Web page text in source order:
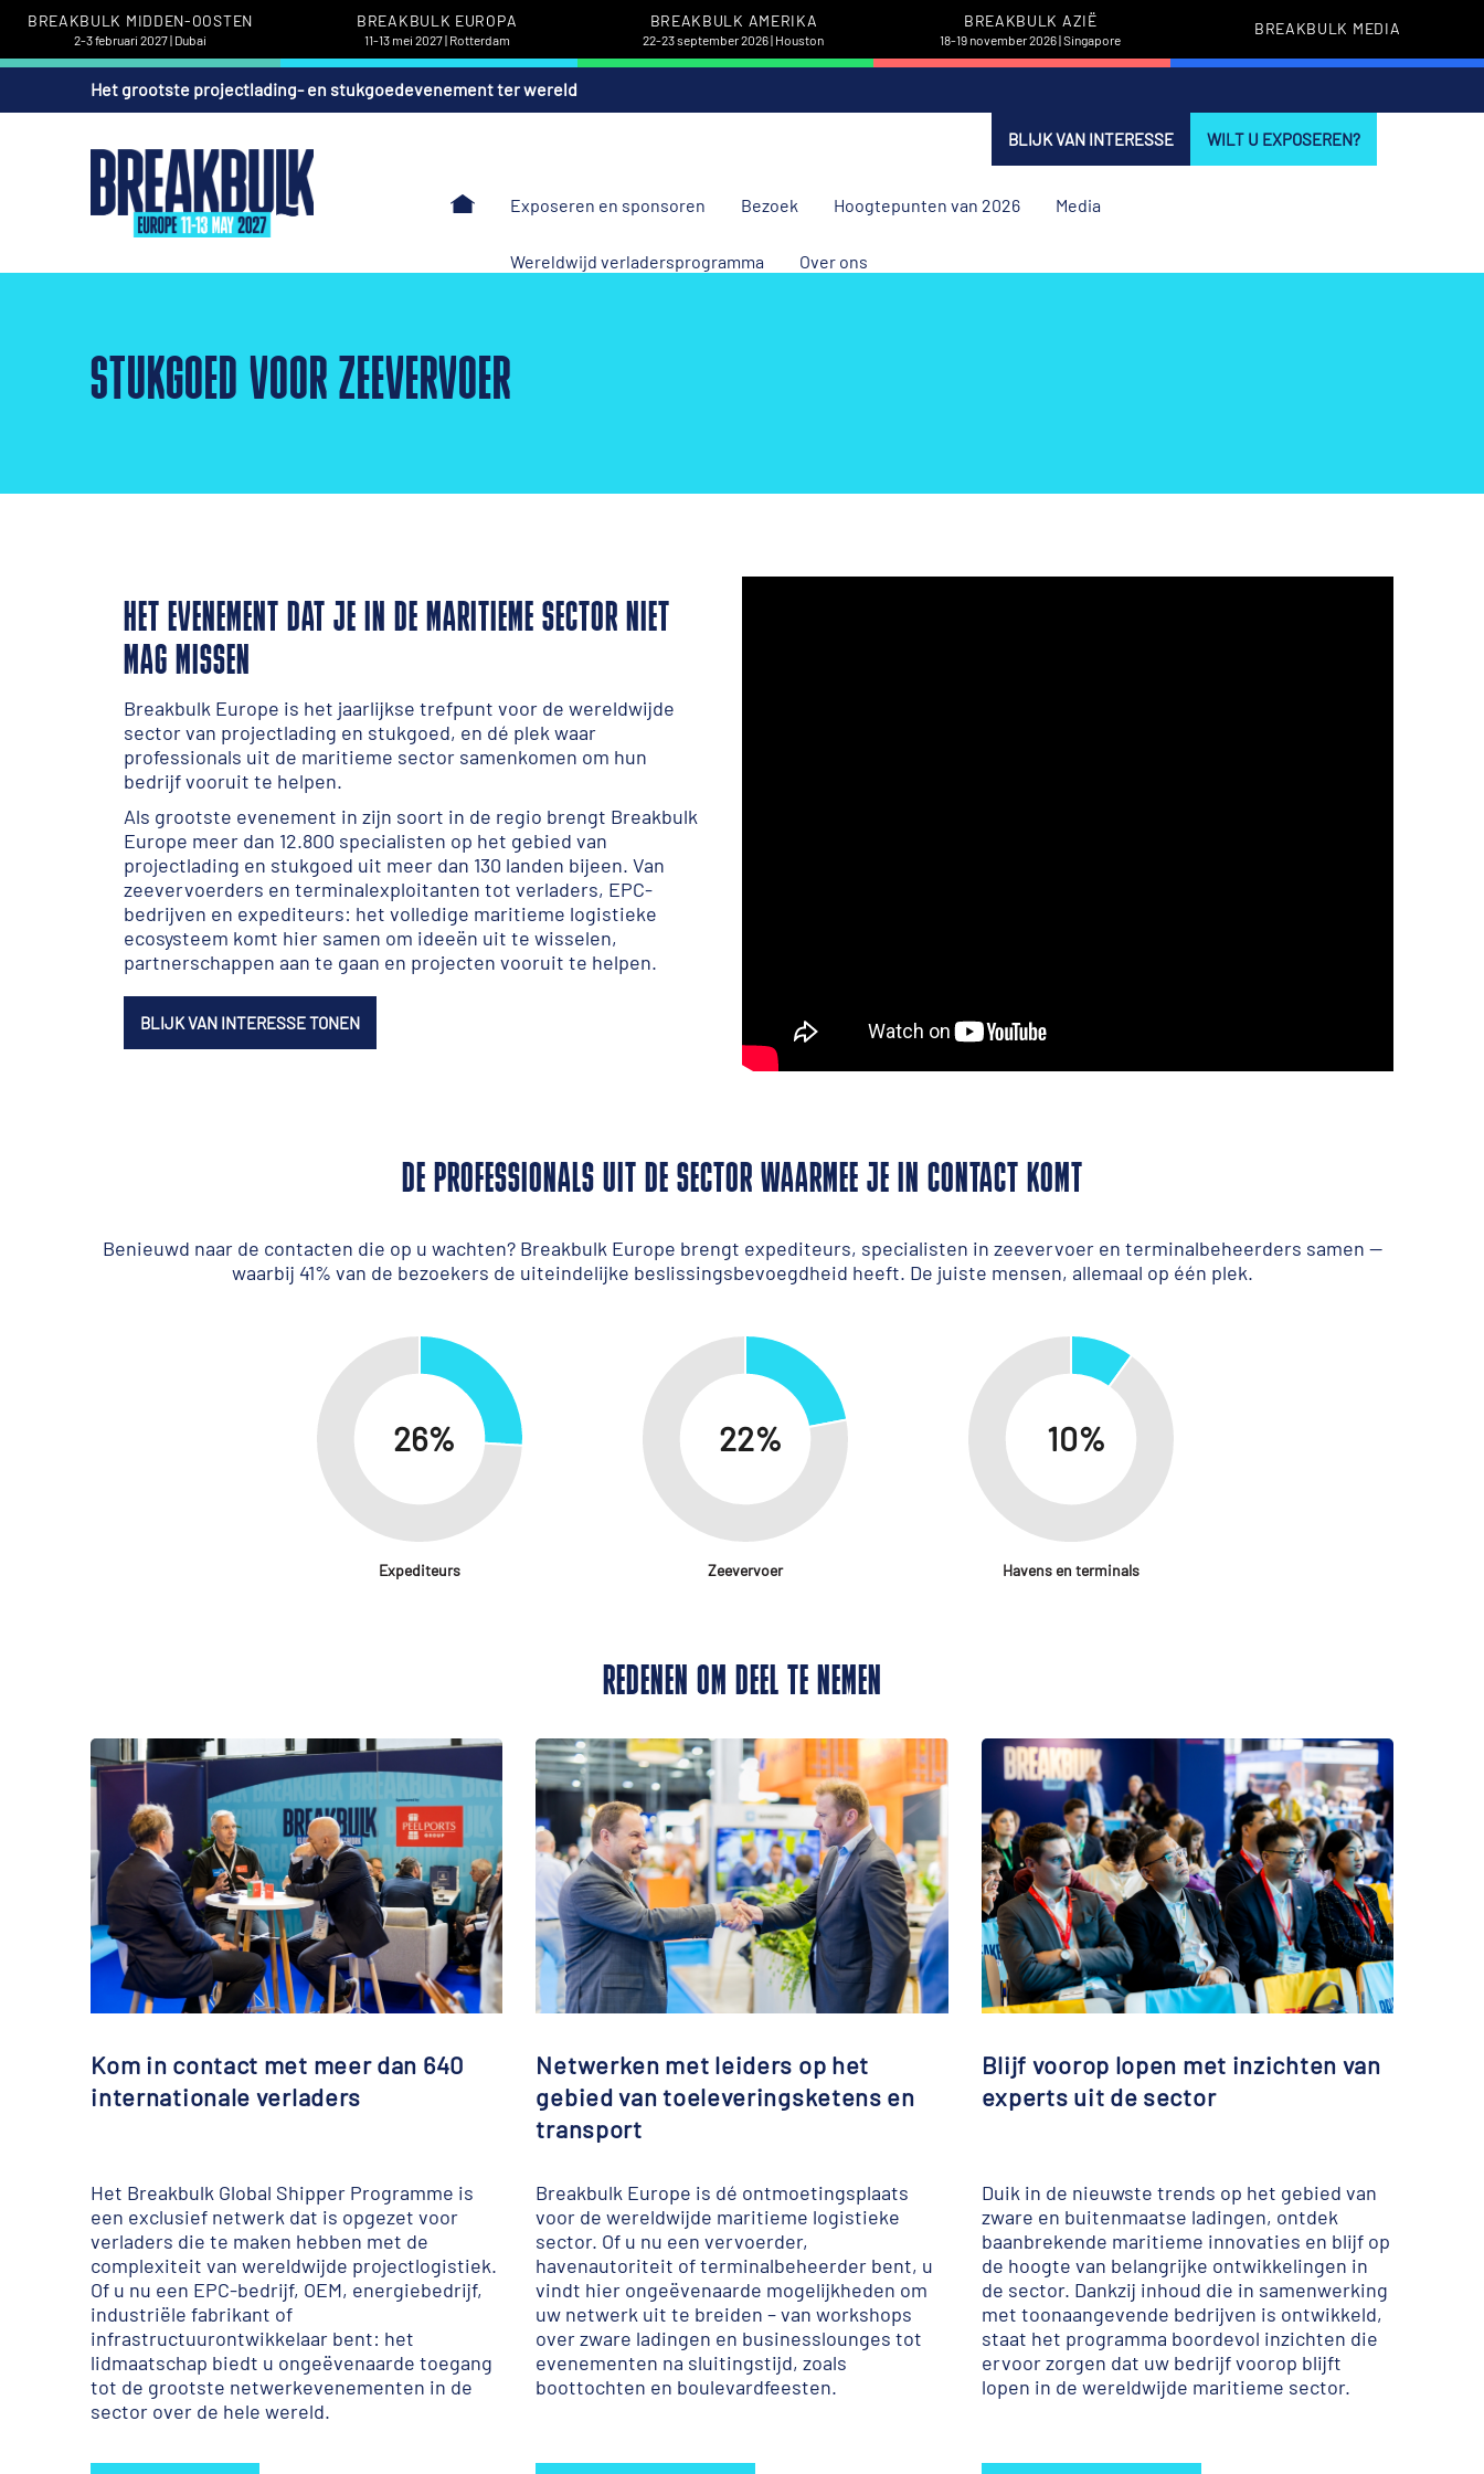
BREAKBULK MIDDEN-OOSTEN
2-3 februari 2027 | Dubai
BREAKBULK EUROPA
11-13 mei 2027 | Rotterdam
BREAKBULK AMERIKA
22-23 september 2026 | Houston
BREAKBULK AZIË
18-19 november 2026 | Singapore
BREAKBULK MEDIA
Het grootste projectlading- en stukgoedevenement ter wereld
BLIJK VAN INTERESSE WILT U EXPOSEREN?
Exposeren en sponsoren Bezoek Hoogtepunten van 2026 Media
Wereldwijd verladersprogramma Over ons
STUKGOED VOOR ZEEVERVOER
HET EVENEMENT DAT JE IN DE MARITIEME SECTOR NIET
MAG MISSEN
Breakbulk Europe is het jaarlijkse trefpunt voor de wereldwijde
sector van projectlading en stukgoed, en dé plek waar
professionals uit de maritieme sector samenkomen om hun
bedrijf vooruit te helpen.
Als grootste evenement in zijn soort in de regio brengt Breakbulk
Europe meer dan 12.800 specialisten op het gebied van
projectlading en stukgoed uit meer dan 130 landen bijeen. Van
zeevervoerders en terminalexploitanten tot verladers, EPC-
bedrijven en expediteurs: het volledige maritieme logistieke
ecosysteem komt hier samen om ideeën uit te wisselen,
partnerschappen aan te gaan en projecten vooruit te helpen.
BLIJK VAN INTERESSE TONEN
DE PROFESSIONALS UIT DE SECTOR WAARMEE JE IN CONTACT KOMT
Benieuwd naar de contacten die op u wachten? Breakbulk Europe brengt expediteurs, specialisten in zeevervoer en terminalbeheerders samen —
waarbij 41% van de bezoekers de uiteindelijke beslissingsbevoegdheid heeft. De juiste mensen, allemaal op één plek.
Expediteurs Zeevervoer Havens en terminals
REDENEN OM DEEL TE NEMEN
Kom in contact met meer dan 640
internationale verladers
Het Breakbulk Global Shipper Programme is
een exclusief netwerk dat is opgezet voor
verladers die te maken hebben met de
complexiteit van wereldwijde projectlogistiek.
Of u nu een EPC-bedrijf, OEM, energiebedrijf,
industriële fabrikant of
infrastructuurontwikkelaar bent: het
lidmaatschap biedt u ongeëvenaarde toegang
tot de grootste netwerkevenementen in de
sector over de hele wereld.
Netwerken met leiders op het
gebied van toeleveringsketens en
transport
Breakbulk Europe is dé ontmoetingsplaats
voor de wereldwijde maritieme logistieke
sector. Of u nu een vervoerder,
havenautoriteit of terminalbeheerder bent, u
vindt hier ongeëvenaarde mogelijkheden om
uw netwerk uit te breiden – van workshops
over zware ladingen en businesslounges tot
evenementen na sluitingstijd, zoals
boottochten en boulevardfeesten.
Blijf voorop lopen met inzichten van
experts uit de sector
Duik in de nieuwste trends op het gebied van
zware en buitenmaatse ladingen, ontdek
baanbrekende maritieme innovaties en blijf op
de hoogte van belangrijke ontwikkelingen in
de sector. Dankzij inhoud die in samenwerking
met toonaangevende bedrijven is ontwikkeld,
staat het programma boordevol inzichten die
ervoor zorgen dat uw bedrijf voorop blijft
lopen in de wereldwijde maritieme sector.